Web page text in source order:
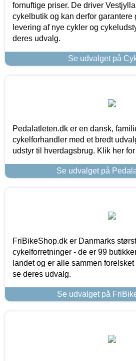
fornuftige priser. De driver
cykelbutik og kan derfor garantere
levering af nye cykler og
deres udvalg.
Se udvalget på
Pedalatleten.dk er en dansk,
cykelforhandler med et bredt
udstyr til hverdagsbrug. Klik her
Se udvalget på
FriBikeShop.dk er Danmarks
cykelforretninger - de er 99
landet og er alle sammen
se deres udvalg.
Se udvalget på